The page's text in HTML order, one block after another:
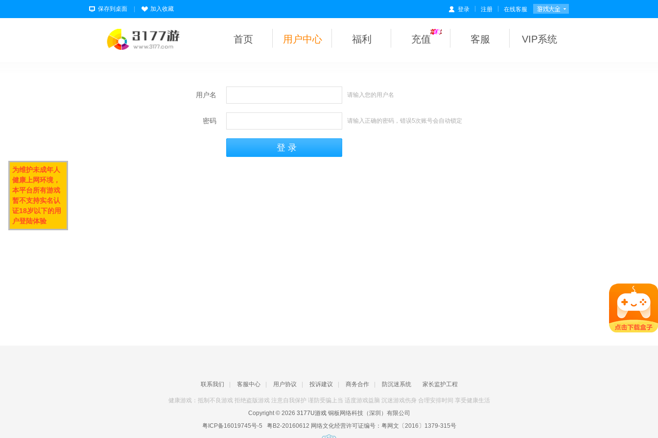
保存到桌面 加入收藏 登录 注册 在线客服
首页 用户中心 福利 充值 客服 VIP系统
用户名 请输入您的用户名
密码 请输入正确的密码，错误5次账号会自动锁定
联系我们 客服中心 用户协议 投诉建议 商务合作 防沉迷系统 家长监护工程
健康游戏：抵制不良游戏 拒绝盗版游戏 注意自我保护 谨防受骗上当 适度游戏益脑 沉迷游戏伤身 合理安排时间 享受健康生活
Copyright © 2026 3177U游戏铜板网络科技（深圳）有限公司
粤ICP备16019745号-5 粤B2-20160612 网络文化经营许可证编号： 粤网文〔2016〕1379-315号
为维护未成年人
健康上网环境，
本平台所有游戏
暂不支持实名认
证18岁以下的用
户登陆体验